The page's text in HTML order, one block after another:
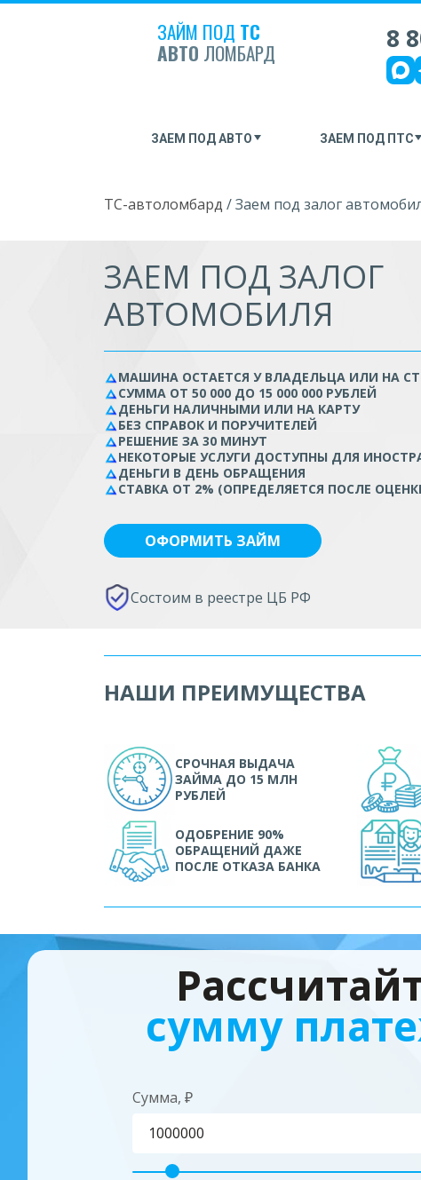
ЗАЙМ ПОД ТС
АВТО ЛОМБАРД 8
ЗАЕМ ПОД АВТО ЗАЕМ ПОД ПТС
ТС-автоломбард /Заем под залог
ЗАЕМ ПОД ЗАЛОГ
АВТОМОБИЛЯ
МАШИНА ОСТАЕТСЯ У ВЛАДЕЛЬЦА ИЛИ НА
СУММА ОТ 50 000 ДО 15 000 000 РУБЛЕЙ
ДЕНЬГИ НАЛИЧНЫМИ ИЛИ НА КАРТУ
БЕЗ СПРАВОК И ПОРУЧИТЕЛЕЙ
РЕШЕНИЕ ЗА 30 МИНУТ
НЕКОТОРЫЕ УСЛУГИ ДОСТУПНЫ ДЛЯ
ДЕНЬГИ В ДЕНЬ ОБРАЩЕНИЯ
СТАВКА ОТ 2% (ОПРЕДЕЛЯЕТСЯ ПОСЛЕ
ОФОРМИТЬ ЗАЙМ
Состоим в реестре ЦБ РФ
НАШИ ПРЕИМУЩЕСТВА
СРОЧНАЯ ВЫДАЧА
ЗАЙМА ДО 15 МЛН
РУБЛЕЙ
ОДОБРЕНИЕ 90%
ОБРАЩЕНИЙ ДАЖЕ
ПОСЛЕ ОТКАЗА БАНКА
сумму
Сумма, ₽